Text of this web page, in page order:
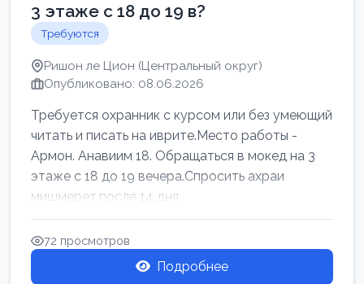
3 этаже с 18 до 19 в?
Требуются
Ришон ле Цион (Центральный округ)
Опубликовано: 08.06.2026
Требуется охранник с курсом или без умеющий
читать и писать на иврите.Место работы -
Армон. Анавиим 18. Обращаться в мокед на 3
этаже с 18 до 19 вечера.Спросить ахраи
мишмерет.после 14 дня
72 просмотров
Подробнее